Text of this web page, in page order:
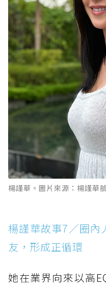
楊謹華。圖片來源：楊謹華
楊謹華故事7／圈內
友，形成正循環
她在業界向來以高